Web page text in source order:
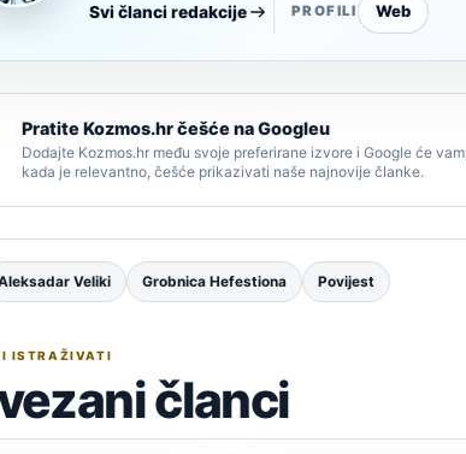
Svi članci redakcije PROFILI Web
Pratite Kozmos.hr češće na Googleu
Dodajte Kozmos.hr među svoje preferirane izvore i Google će vam,
kada je relevantno, češće prikazivati naše najnovije članke.
Veliki Grobnica Hefestiona Povijest
ISTRAŽIVATI
članci